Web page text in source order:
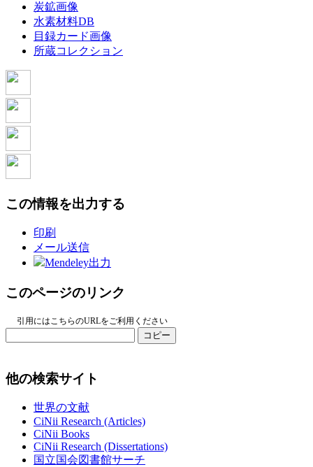
炭鉱画像
水素材料DB
目録カード画像
所蔵コレクション
この情報を出力する
印刷
メール送信
Mendeley出力
このページのリンク
引用にはこちらのURLをご利用ください
コピー
他の検索サイト
世界の文献
CiNii Research (Articles)
CiNii Books
CiNii Research (Dissertations)
国立国会図書館サーチ